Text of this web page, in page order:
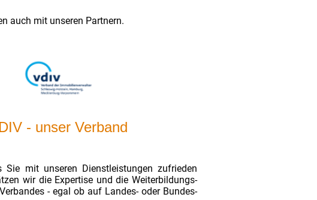
auch mit unseren Partnern.
- unser Verband
Sie mit unseren Dienstleistungen zufrieden
wir die Expertise und die Weiterbildungs-
- egal ob auf Landes- oder Bundes-